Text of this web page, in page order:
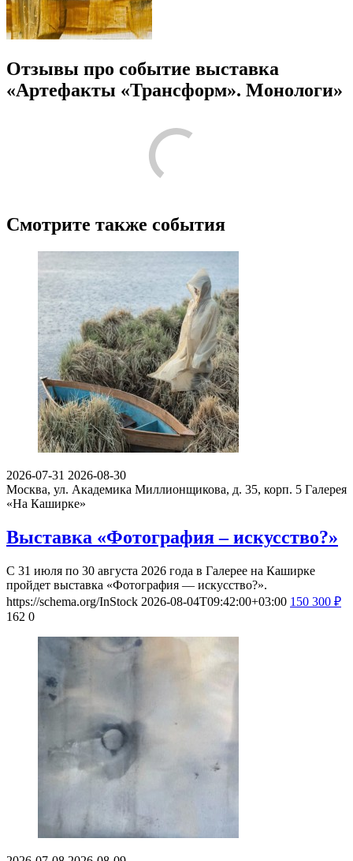
Отзывы про событие выставка
«Артефакты «Трансформ». Монологи»
Пожалуйста, оставьте подробный отзыв или комментарий,
чтобы другим людям было проще принять решение по поводу
посещения! Расскажите о том, что стоит знать тем, кто только
планирует посещение.
Поделитесь с своими впечатлениями от посещения. Напишите
о том, что вам понравилось, а что нет, что запомнилось, что
показалось интересным или необычным. Если вы ходили с
детьми, расскажите об их впечатлениях.
Будьте корректны, и соблюдайте правила приличия.
Смотрите также события
2026-08-30
Москва, ул. Академика Миллионщикова, д. 35, корп. 5
«На Каширке»
С 31 июля по 30 августа 2026 года в Галерее на Каширке